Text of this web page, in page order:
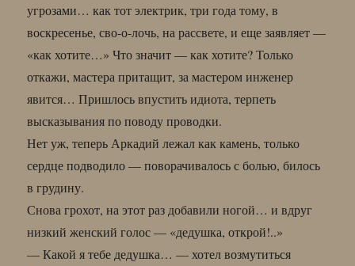
угрозами… как тот электрик, три года тому, в
воскресенье, сво-о-лочь, на рассвете, и еще заявляет —
«как хотите…» Что значит — как хотите? Только
откажи, мастера притащит, за мастером инженер
явится… Пришлось впустить идиота, терпеть
высказывания по поводу проводки.
Нет уж, теперь Аркадий лежал как камень, только
сердце подводило — поворачивалось с болью, билось
в грудину.
Снова грохот, на этот раз добавили ногой… и вдруг
низкий женский голос — «дедушка, открой!..»
— Какой я тебе дедушка… — хотел возмутиться